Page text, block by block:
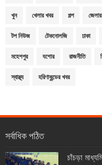
খুন খেলার খবর গল্প
টপ নিউজ টেকনোলজি ঢাকা
মহেশপুর যশোর রাজনীতি
স্বাস্থ্য হরিণাকুন্ডের খবর
সর্বাধিক পঠিত
চাঁচড়া